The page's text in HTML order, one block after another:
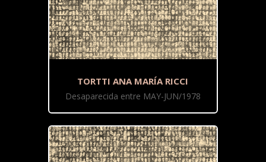
TORTTI ANA MARÍA RICCI
Desaparecida entre MAY-JUN/1978